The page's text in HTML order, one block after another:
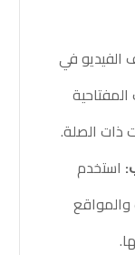
الفيديو في
ذات الصلة.
استخدم
والمواقع